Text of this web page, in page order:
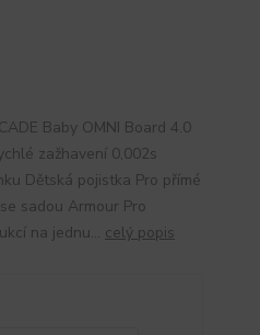
Baby OMNI Board 4.0
zažhavení 0,002s
Dětská pojistka Pro přímé
sadou Armour Pro
na jednu... celý popis